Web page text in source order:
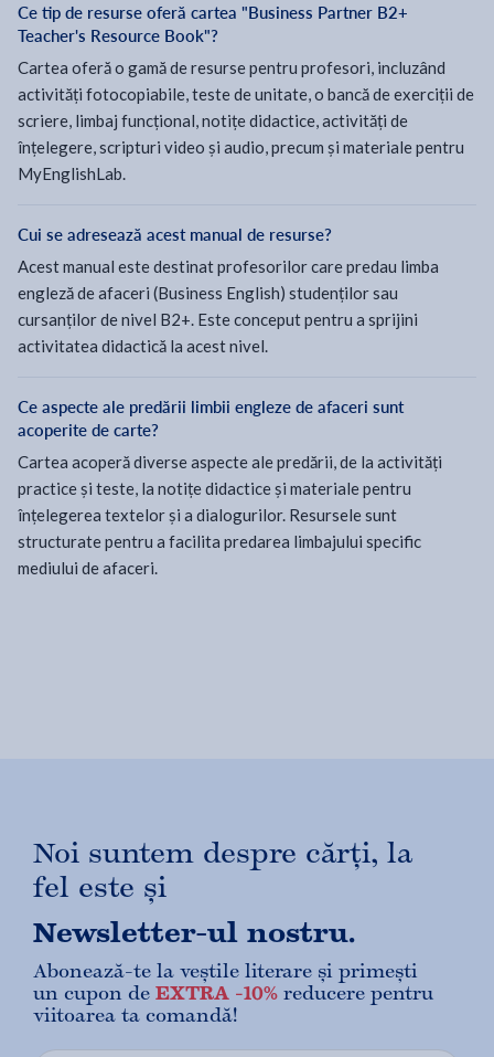
Ce tip de resurse oferă cartea "Business Partner B2+
Teacher's Resource Book"?
Cartea oferă o gamă de resurse pentru profesori, incluzând
activități fotocopiabile, teste de unitate, o bancă de exerciții de
scriere, limbaj funcțional, notițe didactice, activități de
înțelegere, scripturi video și audio, precum și materiale pentru
MyEnglishLab.
Cui se adresează acest manual de resurse?
Acest manual este destinat profesorilor care predau limba
engleză de afaceri (Business English) studenților sau
cursanților de nivel B2+. Este conceput pentru a sprijini
activitatea didactică la acest nivel.
Ce aspecte ale predării limbii engleze de afaceri sunt
acoperite de carte?
Cartea acoperă diverse aspecte ale predării, de la activități
practice și teste, la notițe didactice și materiale pentru
înțelegerea textelor și a dialogurilor. Resursele sunt
structurate pentru a facilita predarea limbajului specific
mediului de afaceri.
Noi suntem despre cărți, la
fel este și
Newsletter-ul nostru.
Abonează-te la veștile literare și primești
un cupon de EXTRA -10% reducere pentru
viitoarea ta comandă!